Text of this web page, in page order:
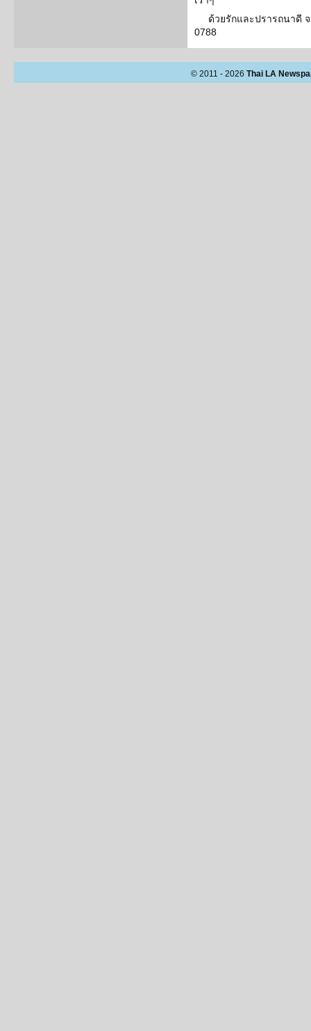
ด้วยรักและปรารถนาดี
0788
© 2011 - 2026 Thai LA